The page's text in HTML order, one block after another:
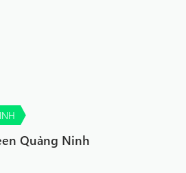
Quảng Ninh